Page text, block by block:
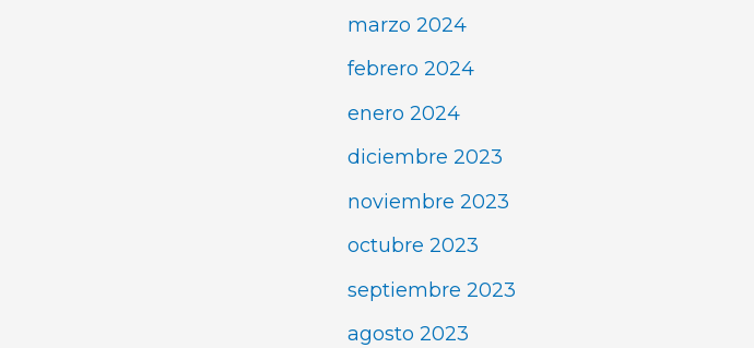
marzo 2024
febrero 2024
enero 2024
diciembre 2023
noviembre 2023
octubre 2023
septiembre 2023
agosto 2023